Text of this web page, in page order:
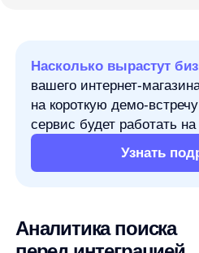
Аналитика поиска
перед интеграцией
К нам обратились из
с проблемой
отрабатывает поиск,
Как мы уже отмечали в
предыдущем кейсепоиск —